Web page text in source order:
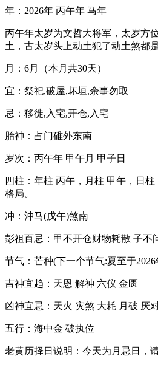
年：2026年 丙午年 马年
丙午年太岁为文哲大将军，太岁方
土，古太岁头上动土犯了动土煞都
月：6月（本月共30天）
宜：祭祀,破屋,坏垣,余事勿取
忌：移徙,入宅,开仓,入宅
胎神：占门碓外东南
岁次：丙午年 甲午月 甲子日
四柱：年柱 丙午，月柱 甲午，日
格局。
冲：沖马(戊午)煞南
彭祖百忌：甲不开仓财物耗散 子不
节气：芒种(下一个节气:夏至于2026
吉神宜趋：天恩 解神 六仪 金匮
凶神宜忌：天火 灾煞 大耗 月破 厌
五行：海中金 破执位
老黄历择日说明：今天为月忌日，